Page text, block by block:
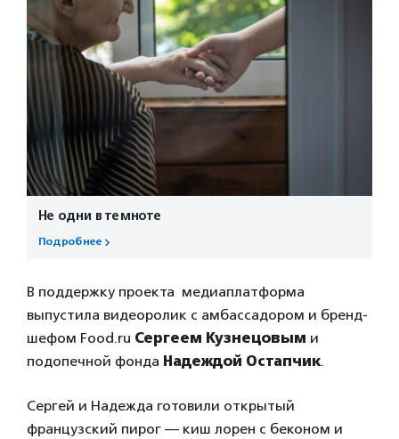
Не одни в темноте
Подробнее
В поддержку проекта медиаплатформа
выпустила видеоролик с амбассадором и бренд-
шефом Food.ru Сергеем Кузнецовым и
подопечной фонда Надеждой Остапчик.
Сергей и Надежда готовили открытый
французский пирог — киш лорен с беконом и